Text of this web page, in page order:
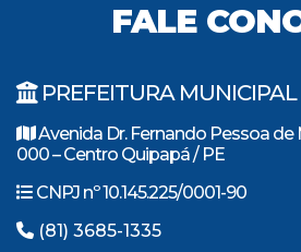
FALE
PREFEITURA
Avenida Dr. Fernando Pessoa de
000 – Centro Quipapá / PE
CNPJ nº 10.145.225/0001-90
(81) 3685-1335